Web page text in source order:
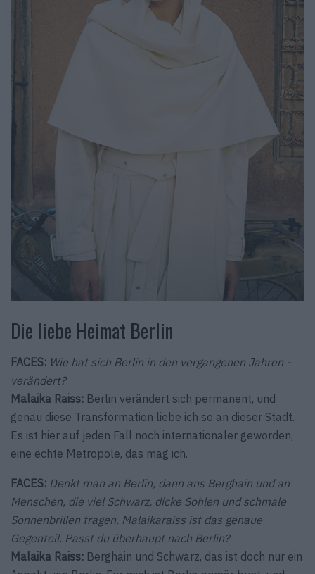
Die liebe Heimat Berlin
FACES: Wie hat sich Berlin in den vergangenen Jahren ­
verändert?
Malaika Raiss: Berlin verändert sich permanent, und
genau diese Transformation liebe ich so an dieser Stadt.
Es ist hier auf jeden Fall noch internationaler geworden,
eine echte Metropole, das mag ich.
FACES: Denkt man an Berlin, dann ans Berghain und an
Menschen, die viel Schwarz, dicke Sohlen und schmale
Sonnenbrillen tragen. Malaikaraiss ist das genaue
Gegenteil. Passt du überhaupt nach Berlin?
Malaika Raiss: Berghain und Schwarz, das ist doch nur ein